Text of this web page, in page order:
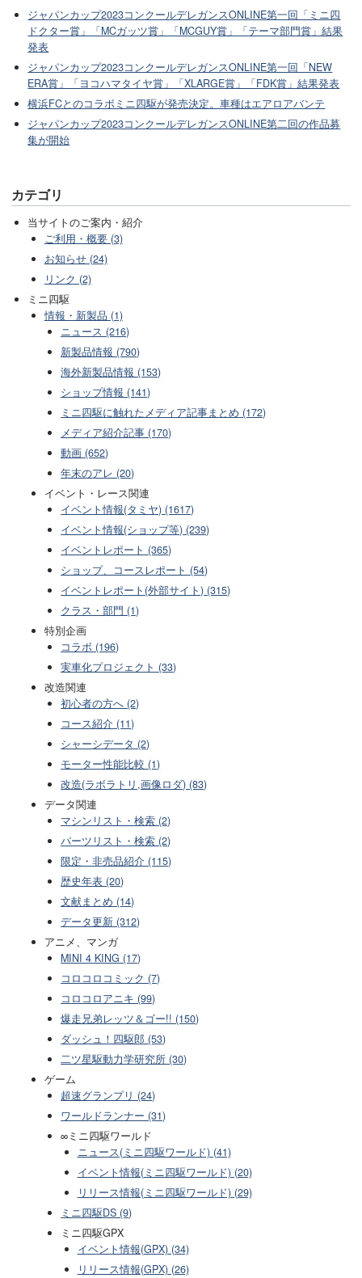
ジャパンカップ2023コンクールデレガンスONLINE第一回「ミニ四
ドクター賞」「MCガッツ賞」「MCGUY賞」「テーマ部門賞」結果
発表
ジャパンカップ2023コンクールデレガンスONLINE第一回「NEW
ERA賞」「ヨコハマタイヤ賞」「XLARGE賞」「FDK賞」結果発表
横浜FCとのコラボミニ四駆が発売決定。車種はエアロアバンテ
ジャパンカップ2023コンクールデレガンスONLINE第二回の作品募
集が開始
カテゴリ
当サイトのご案内・紹介
ご利用・概要 (3)
お知らせ (24)
リンク (2)
ミニ四駆
情報・新製品 (1)
ニュース (216)
新製品情報 (790)
海外新製品情報 (153)
ショップ情報 (141)
ミニ四駆に触れたメディア記事まとめ (172)
メディア紹介記事 (170)
動画 (652)
年末のアレ (20)
イベント・レース関連
イベント情報(タミヤ) (1617)
イベント情報(ショップ等) (239)
イベントレポート (365)
ショップ、コースレポート (54)
イベントレポート(外部サイト) (315)
クラス・部門 (1)
特別企画
コラボ (196)
実車化プロジェクト (33)
改造関連
初心者の方へ (2)
コース紹介 (11)
シャーシデータ (2)
モーター性能比較 (1)
改造(ラボラトリ,画像ロダ) (83)
データ関連
マシンリスト・検索 (2)
パーツリスト・検索 (2)
限定・非売品紹介 (115)
歴史年表 (20)
文献まとめ (14)
データ更新 (312)
アニメ、マンガ
MINI 4 KING (17)
コロコロコミック (7)
コロコロアニキ (99)
爆走兄弟レッツ＆ゴー!! (150)
ダッシュ！四駆郎 (53)
二ツ星駆動力学研究所 (30)
ゲーム
超速グランプリ (24)
ワールドランナー (31)
∞ミニ四駆ワールド
ニュース(ミニ四駆ワールド) (41)
イベント情報(ミニ四駆ワールド) (20)
リリース情報(ミニ四駆ワールド) (29)
ミニ四駆DS (9)
ミニ四駆GPX
イベント情報(GPX) (34)
リリース情報(GPX) (26)